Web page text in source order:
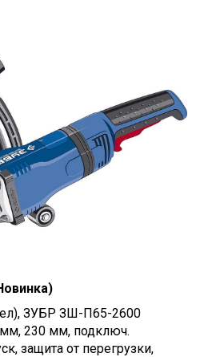
ЗУБР ЗШ-П65-2600
230 мм, подключ.
защита от перегрузки,